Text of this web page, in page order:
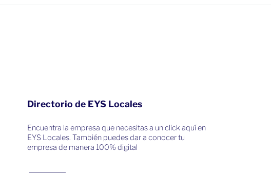
Directorio de EYS Locales
Encuentra la empresa que necesitas a un click aquí en
EYS Locales. También puedes dar a conocer tu
empresa de manera 100% digital